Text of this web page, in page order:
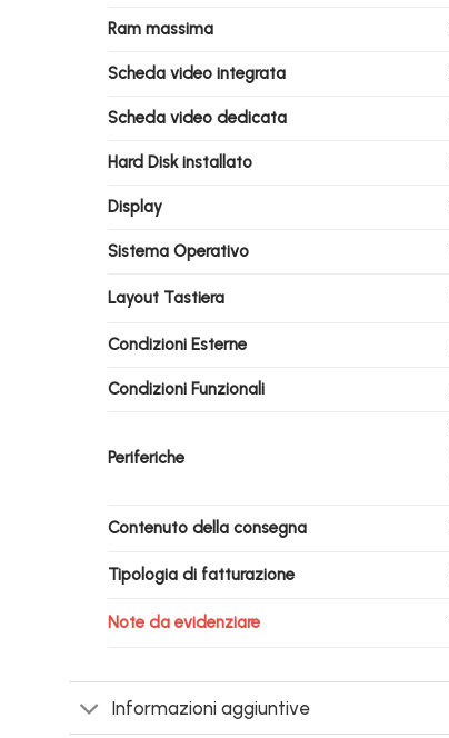
Ram massima
Scheda video integrata
Scheda video dedicata
Hard Disk installato
Display
Sistema Operativo
Layout Tastiera
Condizioni Esterne
Condizioni Funzionali
Periferiche
Contenuto della consegna
Tipologia di fatturazione
Note da evidenziare
Informazioni aggiuntive